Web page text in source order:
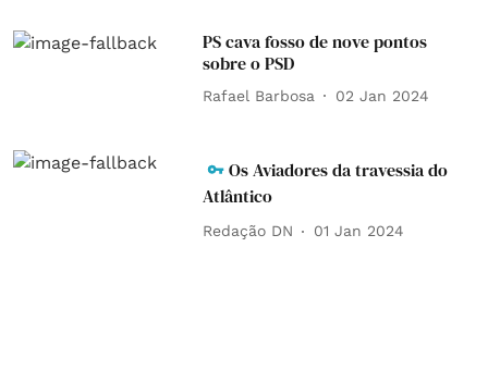
PS cava fosso de nove pontos
sobre o PSD
Rafael Barbosa 02 Jan 2024
Os Aviadores da travessia do
Atlântico
Redação DN 01 Jan 2024